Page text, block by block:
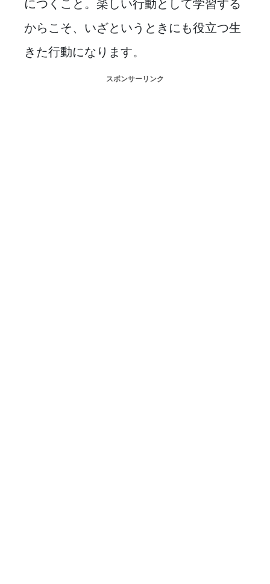
につくこと。楽しい行動として学習する
からこそ、いざというときにも役立つ生
きた行動になります。
スポンサーリンク